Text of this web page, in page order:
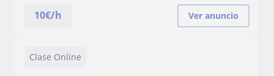
10€/h Ver anuncio
Clase Online